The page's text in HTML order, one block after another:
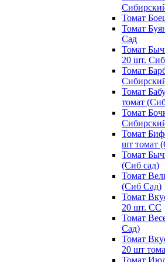
Томат
Томат
Сaд
Томат
20 шт.
Томат
Томат
томат
Томат
Томат
шт томат
Томат
(Сиб сад)
Томат
(Сиб Сад)
Томат
20 шт. СС
Томат
Сад)
Томат
20 шт
Томат